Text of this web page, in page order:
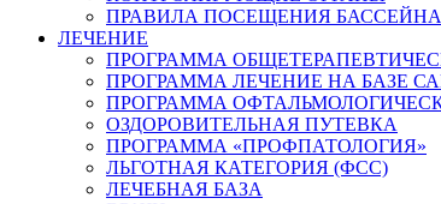
ПРАВИЛА ПОСЕЩЕНИЯ БАССЕЙНА
ЛЕЧЕНИЕ
ПРОГРАММА
ПРОГРАММА ЛЕЧЕНИЕ НА БАЗЕ
ПРОГРАММА
ОЗДОРОВИТЕЛЬНАЯ ПУТЕВКА
ПРОГРАММА «ПРОФПАТОЛОГИЯ»
ЛЬГОТНАЯ КАТЕГОРИЯ (ФСС)
ЛЕЧЕБНАЯ БАЗА